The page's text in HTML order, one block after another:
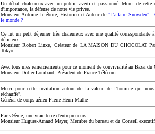
Un débat chaleureux avec un public averti et passionné. Merci de cette
d'importance, la défense de notre vie privée.
Monsieur Antoine Lefébure, Historien et Auteur de "L'affaire Snowden" -
le monde ?
Ce fut un petit déjeuner très chaleureux avec une qualité
délicieux.
Monsieur Robert Linxe, Créateur de LA MAISON DU CHOCOLAT
Tokyo
Avec tous mes remerciements pour ce moment de convivialité au Bazar
Monsieur Didier Lombard, Président de France Télécom
Merci pour cette invitation autour de la valeur de l’homme qui
réchauffe".
Général de corps aérien Pierre-Henri Mathe
Paris 9ème, une vraie terre d'entrepreneurs.
Monsieur Hugues-Arnaud Mayer, Membre du bureau et du Conseil